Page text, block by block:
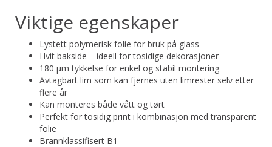
Viktige egenskaper
Lystett polymerisk folie for bruk på glass
Hvit bakside – ideell for tosidige dekorasjoner
180 µm tykkelse for enkel og stabil montering
Avtagbart lim som kan fjernes uten limrester selv etter
flere år
Kan monteres både vått og tørt
Perfekt for tosidig print i kombinasjon med transparent
folie
Brannklassifisert B1